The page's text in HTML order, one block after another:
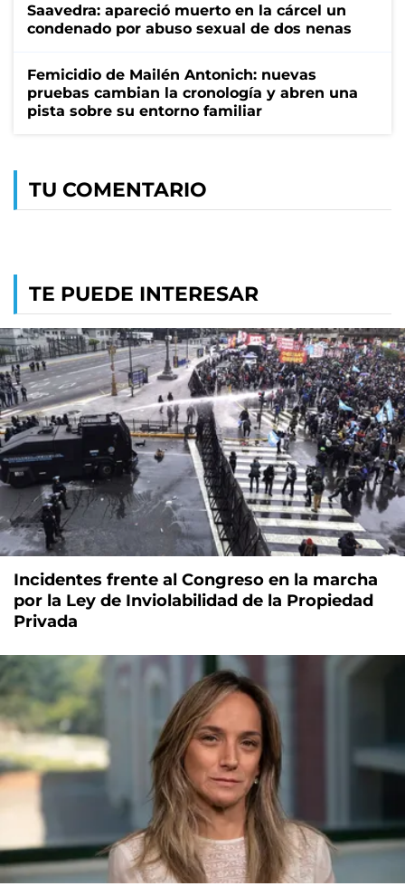
Saavedra: apareció muerto en la cárcel un
condenado por abuso sexual de dos nenas
Femicidio de Mailén Antonich: nuevas
pruebas cambian la cronología y abren una
pista sobre su entorno familiar
TU COMENTARIO
TE PUEDE INTERESAR
Incidentes frente al Congreso en la marcha
por la Ley de Inviolabilidad de la Propiedad
Privada